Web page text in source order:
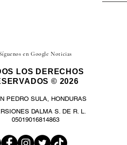
en Google Noticias
LOS DERECHOS
© 2026
PEDRO SULA, HONDURAS
DALMA S. DE R. L.
05019016814863